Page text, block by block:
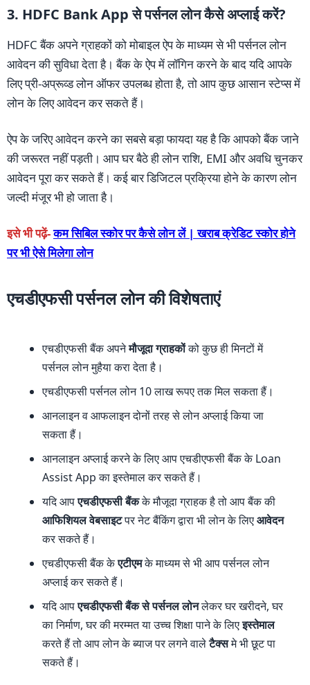
3. HDFC Bank App से पर्सनल लोन कैसे अप्लाई करें?
HDFC बैंक अपने ग्राहकों को मोबाइल ऐप के माध्यम से भी पर्सनल लोन
आवेदन की सुविधा देता है। बैंक के ऐप में लॉगिन करने के बाद यदि आपके
लिए प्री-अप्रूव्ड लोन ऑफर उपलब्ध होता है, तो आप कुछ आसान स्टेप्स में
लोन के लिए आवेदन कर सकते हैं।
ऐप के जरिए आवेदन करने का सबसे बड़ा फायदा यह है कि आपको बैंक जाने
की जरूरत नहीं पड़ती। आप घर बैठे ही लोन राशि, EMI और अवधि चुनकर
आवेदन पूरा कर सकते हैं। कई बार डिजिटल प्रक्रिया होने के कारण लोन
जल्दी मंजूर भी हो जाता है।
इसे भी पढ़ें-कम सिबिल स्कोर पर कैसे लोन लें | खराब क्रेडिट स्कोर होने
पर भी ऐसे मिलेगा लोन
एचडीएफसी पर्सनल लोन की विशेषताएं
एचडीएफसी बैंक अपनेमौजूदा ग्राहकोंको कुछ ही मिनटों में
पर्सनल लोन मुहैया करा देता है।
एचडीएफसी पर्सनल लोन 10 लाख रूपए तक मिल सकता हैं।
आनलाइन व आफलाइन दोनों तरह से लोन अप्लाई किया जा
सकता हैं।
आनलाइन अप्लाई करने के लिए आप एचडीएफसी बैंक के Loan
Assist App का इस्तेमाल कर सकते हैं।
यदि आपएचडीएफसी बैंकके मौजूदा ग्राहक है तो आप बैंक की
आफिशियल वेबसाइटपर नेट बैंकिंग द्वारा भी लोन के लिएआवेदन
कर सकते हैं।
एचडीएफसी बैंक केएटीएमके माध्यम से भी आप पर्सनल लोन
अप्लाई कर सकते हैं।
यदि आपएचडीएफसी बैंक से पर्सनल लोनलेकर घर खरीदने, घर
का निर्माण, घर की मरम्मत या उच्च शिक्षा पाने के लिएइस्तेमाल
करते हैं तो आप लोन के ब्याज पर लगने वालेटैक्समे भी छूट पा
सकते हैं।